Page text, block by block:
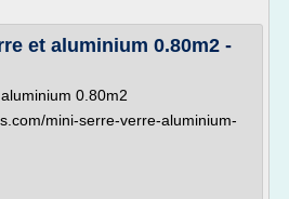
et aluminium 0.80m2 -
0.80m2
mini-serre-verre-aluminium-